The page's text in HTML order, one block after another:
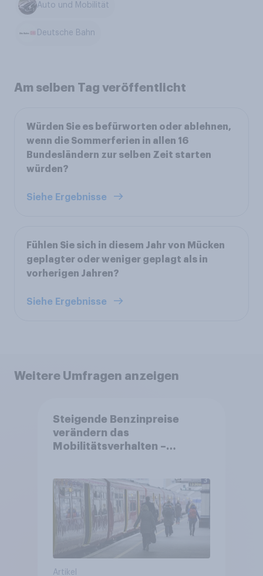
Auto und Mobilität
Deutsche Bahn
Am selben Tag veröffentlicht
Würden Sie es befürworten oder ablehnen,
wenn die Sommerferien in allen 16
Bundesländern zur selben Zeit starten
würden?
Siehe Ergebnisse
Fühlen Sie sich in diesem Jahr von Mücken
geplagter oder weniger geplagt als in
vorherigen Jahren?
Siehe Ergebnisse
Weitere Umfragen anzeigen
Steigende Benzinpreise
verändern das
Mobilitätsverhalten –
auf öffentliche
Verkehrsmittel um
Artikel